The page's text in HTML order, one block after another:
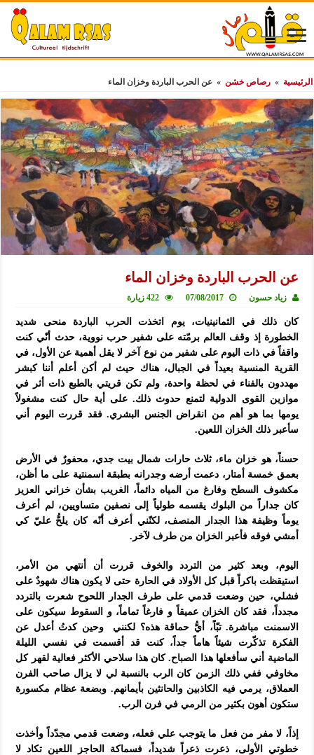
الرئيسية » رصاص خشن » عن الحرب الباردة وخزان الماء
عن الحرب الباردة وخزان الماء
زياد حسون 07/08/2017 422 زيارة
كان ذلك في الثمانينيات، يوم اتخذت الحرب الباردة منحى شديد
الخطورة إذ وقف العالم برمّته على شفير حرب نووية، حدث أنّي كنت
واقفاً في ذات اليوم على شفير من نوع آخر لا يقل أهمية عن الأول، في
القرية المنسية بعيداً في الجبال، هناك حيث لم أكن أعلم أننا كبشر
مهددون بالفناء في لحظة واحدة، ولم تكن قريتي بالطبع ذات أثر في
موازين القوى الدولية لتمنع حدوث ذلك. على أية حال كنت مشغولاً
يومها بما هو أهم من انقراض الجنس البشري. فقد قررت اليوم أني
سأعبر ذلك الخزان اللعين.
حسناً، هو خزان ماء، ثلاث حارات شمال بيت جدي، محفورٌ في الأرض
بعمق خمسة أمتار، دعمت أرضه وجدرانه بطبقة اسمنتية على ما أظن،
مكشوف السطح وفارغ من المياه دائماً، الغريب بشأن خزاني العزيز
كان جداراً من البلوك يقسمه طولياً إلى نصفين متساويين، لم أعرف
يوماً وظيفة هذا الجدار المنصف، لكنّني أعرف أنّه كان يلحُّ عليّ كي
أمشي فوقه فأعبر الخزان من طرف لآخر.
اليوم، وبعد كثير من التردد والخوف قررت أن أنتهي من الأمر،
استيقظت باكراً قبل كل الأولاد في الحارة حتى لا يكون هناك شهودٌ على
فشلي، حين وضعت قدمي على طرف الجدار اللحوح شعرت بالتردد
مجدداً، فقد كان الخزان عميقاً و فارغاً تماماً، و السقوط سيكون على
الاسمنت مباشرة. تبّاً، أيُّ حماقة هذه؟ لكنني وحين كدتُ أعدل عن
الفكرة تذكّرت شيئاً هاماً جداً، كنت قد أقسمت في نفسي الليلة
الماضية أني سأفعلها هذا الصباح. كان هذا سلاحي الأكثر فعالية لقهر كل
مخاوفي ففي ذلك الزمن كان الرب بالنسبة لي لا يزال صاحب الفرن
العملاق، يرمي فيه الكاذبين والحانثين بأيمانهم. وبضعة عظام مكسورة
ستكون أهون بكثير من الرمي في فرن الرب.
إذاً، لا مفر من فعل ما يتوجب علي فعله، وضعت قدمي مجدّداً وأخذت
خطوتي الأولى، ذعرت ذعراً شديداً، فسماكة الحاجز اللعين تكاد لا